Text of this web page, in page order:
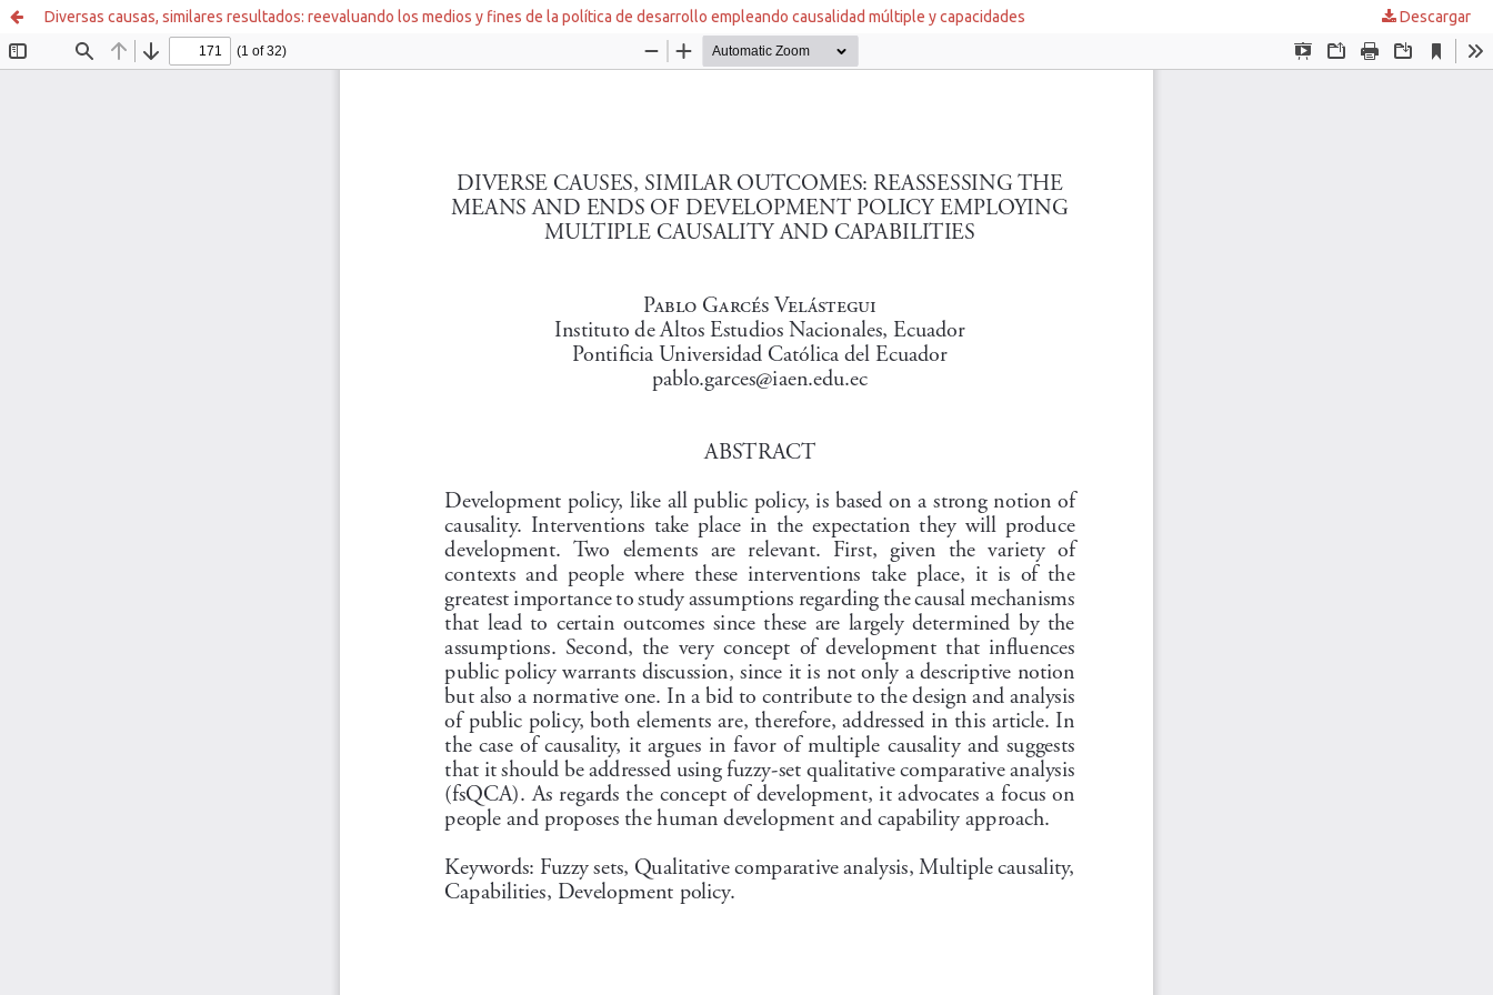
Diversas causas, similares resultados: reevaluando los medios y fines de la política de desarrollo empleando causalidad múltiple y capacidades Descargar